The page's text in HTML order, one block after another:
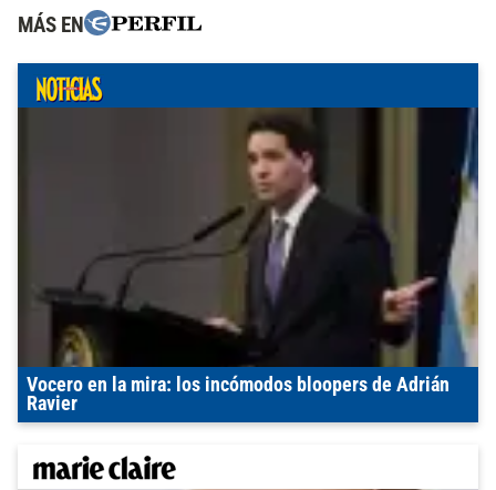
MÁS EN
Vocero en la mira: los incómodos bloopers de Adrián
Ravier